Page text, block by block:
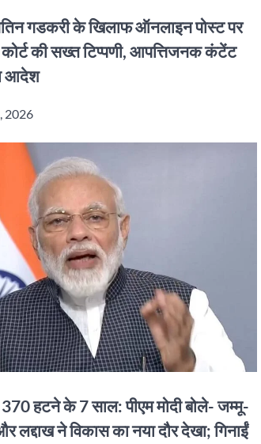
गडकरी के खिलाफ ऑनलाइन पोस्ट पर
कोर्ट की सख्त टिप्पणी, आपत्तिजनक कंटेंट
आदेश
2026
हटने के 7 साल: पीएम मोदी बोले- जम्मू-
लद्दाख ने विकास का नया दौर देखा; गिनाईं